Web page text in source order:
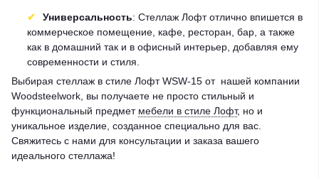
Универсальность: Стеллаж Лофт отлично впишется в
коммерческое помещение, кафе, ресторан, бар, а также
как в домашний так и в офисный интерьер, добавляя ему
современности и стиля.
Выбирая стеллаж в стиле Лофт WSW-15 от нашей компании
Woodsteelwork, вы получаете не просто стильный и
функциональный предмет мебели в стиле Лофт, но и
уникальное изделие, созданное специально для вас.
Свяжитесь с нами для консультации и заказа вашего
идеального стеллажа!